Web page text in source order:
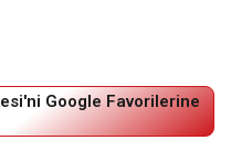
Google Favorilerine